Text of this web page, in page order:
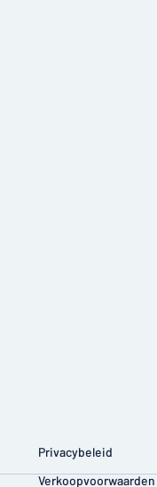
Privacybeleid
Verkoopvoorwaarden